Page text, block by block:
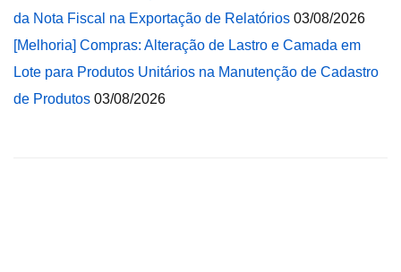
da Nota Fiscal na Exportação de Relatórios 03/08/2026
[Melhoria] Compras: Alteração de Lastro e Camada em
Lote para Produtos Unitários na Manutenção de Cadastro
de Produtos 03/08/2026